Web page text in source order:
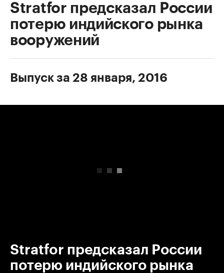
Stratfor предсказал России
потерю индийского рынка
вооружений
Выпуск за 28 января, 2016
Stratfor предсказал России
потерю индийского рынка